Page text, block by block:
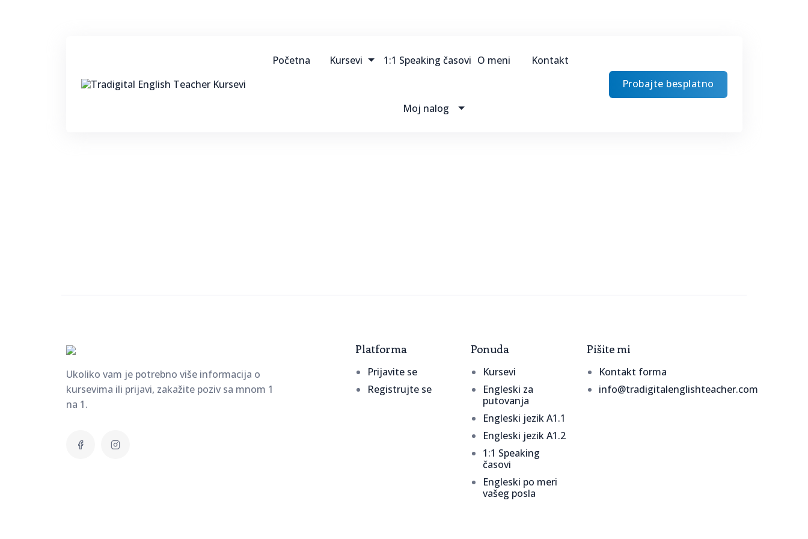
Početna Kursevi 1:1 Speaking časovi O meni Kontakt
Moj nalog
Probajte besplatno
Ukoliko vam je potrebno više informacija o
kursevima ili prijavi, zakažite poziv sa mnom 1
na 1.
Platforma
Prijavite se
Registrujte se
Ponuda
Kursevi
Engleski za
putovanja
Engleski jezik A1.1
Engleski jezik A1.2
1:1 Speaking
časovi
Engleski po meri
vašeg posla
Pišite mi
Kontakt forma
info@tradigitalenglishteacher.com